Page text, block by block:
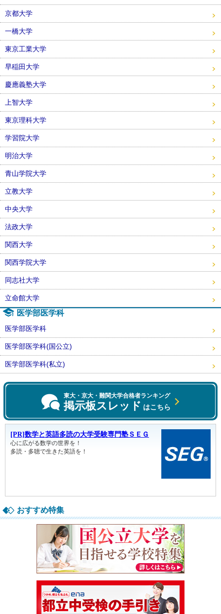
京都大学
一橋大学
東京工業大学
早稲田大学
慶應義塾大学
上智大学
東京理科大学
学習院大学
明治大学
青山学院大学
立教大学
中央大学
法政大学
関西大学
関西学院大学
同志社大学
立命館大学
医学部医学科
医学部医学科
医学部医学科(国公立)
医学部医学科(私立)
東大・京大・難関大学合格者ランキング
掲示板スレッド はこちら
おすすめ特集